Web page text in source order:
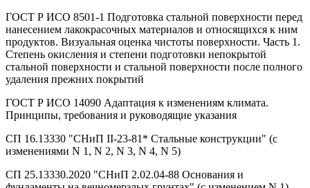
ГОСТ Р ИСО 8501-1 Подготовка стальной поверхности перед
нанесением лакокрасочных материалов и относящихся к ним
продуктов. Визуальная оценка чистоты поверхности. Часть 1.
Степень окисления и степени подготовки непокрытой
стальной поверхности и стальной поверхности после полного
удаления прежних покрытий
ГОСТ Р ИСО 14090 Адаптация к изменениям климата.
Принципы, требования и руководящие указания
СП 16.13330 "СНиП II-23-81* Стальные конструкции" (с
изменениями N 1, N 2, N 3, N 4, N 5)
СП 25.13330.2020 "СНиП 2.02.04-88 Основания и